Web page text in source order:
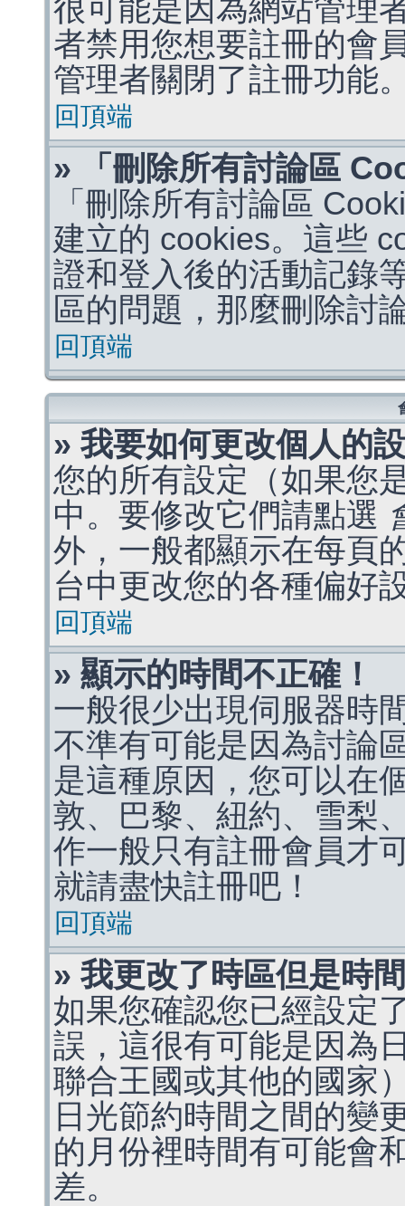
很可能是因為網站管理
者禁用您想要註冊的會
管理者關閉了註冊功能
回頂端
» 「刪除所有討論區
「刪除所有討論區
建立的 cookies。這些
證和登入後的活動記錄
區的問題，那麼刪除討
回頂端
» 我要如何更改個人的
您的所有設定（如果您
中。要修改它們請點選
外，一般都顯示在每頁
台中更改您的各種偏好
回頂端
» 顯示的時間不正確！
一般很少出現伺服器時
不準有可能是因為討論
是這種原因，您可以在
敦、巴黎、紐約、雪梨
作一般只有註冊會員才
就請盡快註冊吧！
回頂端
» 我更改了時區但是時
如果您確認您已經設定
誤，這很有可能是因為
聯合王國或其他的國家
日光節約時間之間的變
的月份裡時間有可能會
差。